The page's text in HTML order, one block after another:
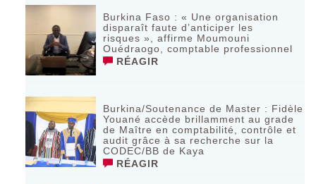
Burkina Faso : « Une organisation
disparaît faute d’anticiper les
risques », affirme Moumouni
Ouédraogo, comptable professionnel
RÉAGIR
Burkina/Soutenance de Master : Fidèle
Youané accède brillamment au grade
de Maître en comptabilité, contrôle et
audit grâce à sa recherche sur la
CODEC/BB de Kaya
RÉAGIR